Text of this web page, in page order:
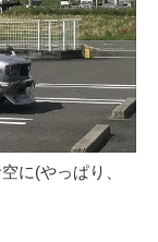
に(やっぱり、